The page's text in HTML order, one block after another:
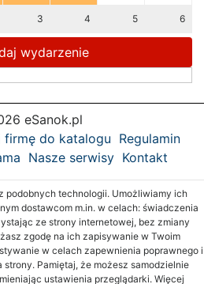
3 4 5 6
wydarzenie
eSanok.pl
firmę do katalogu Regulamin
Nasze serwisy Kontakt
podobnych technologii. Umożliwiamy ich
dostawcom m.in. w celach: świadczenia
ze strony internetowej, bez zmiany
zgodę na ich zapisywanie w Twoim
w celach zapewnienia poprawnego i
Pamiętaj, że możesz samodzielnie
ustawienia przeglądarki. Więcej